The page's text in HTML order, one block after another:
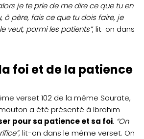
je te prie de me dire ce que tu en
ô père, fais ce que tu dois faire, je
veut, parmi les patients”, lit-on dans
foi et de la patience
verset 102 de la même Sourate,
a été présenté à Ibrahim
pour sa patience et sa foi. “On
, lit-on dans le même verset. On